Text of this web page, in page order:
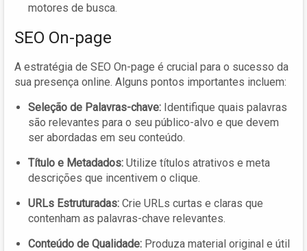
motores de busca.
SEO On-page
A estratégia de SEO On-page é crucial para o sucesso da
sua presença online. Alguns pontos importantes incluem:
Seleção de Palavras-chave: Identifique quais palavras
são relevantes para o seu público-alvo e que devem
ser abordadas em seu conteúdo.
Título e Metadados: Utilize títulos atrativos e meta
descrições que incentivem o clique.
URLs Estruturadas: Crie URLs curtas e claras que
contenham as palavras-chave relevantes.
Conteúdo de Qualidade: Produza material original e útil